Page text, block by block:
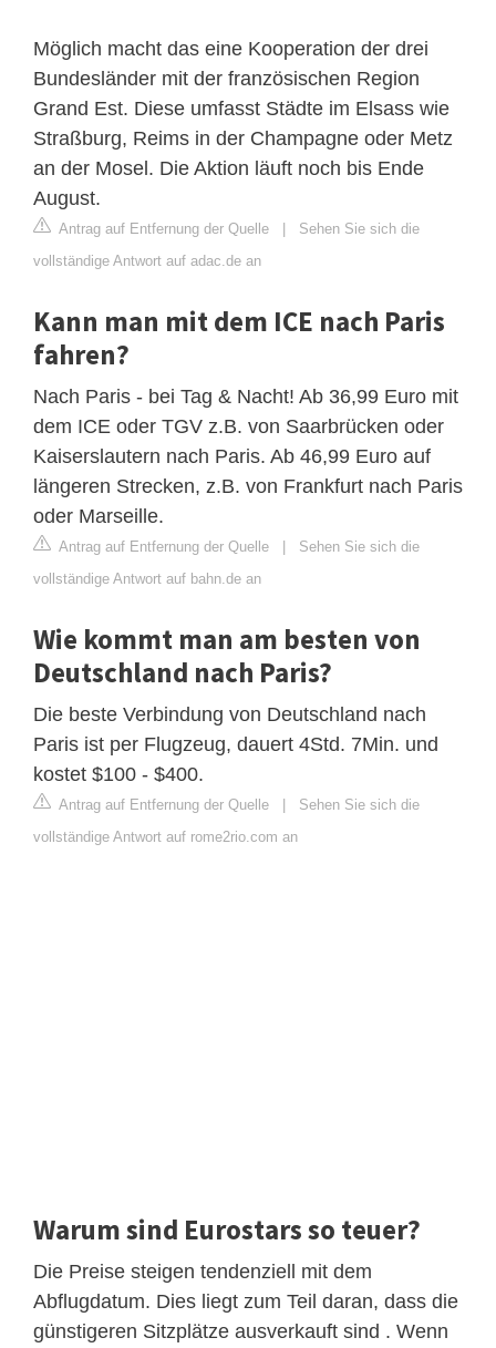
Möglich macht das eine Kooperation der drei
Bundesländer mit der französischen Region
Grand Est. Diese umfasst Städte im Elsass wie
Straßburg, Reims in der Champagne oder Metz
an der Mosel. Die Aktion läuft noch bis Ende
August.
Antrag auf Entfernung der Quelle | Sehen Sie sich die
vollständige Antwort auf adac.de an
Kann man mit dem ICE nach Paris
fahren?
Nach Paris - bei Tag & Nacht! Ab 36,99 Euro mit
dem ICE oder TGV z.B. von Saarbrücken oder
Kaiserslautern nach Paris. Ab 46,99 Euro auf
längeren Strecken, z.B. von Frankfurt nach Paris
oder Marseille.
Antrag auf Entfernung der Quelle | Sehen Sie sich die
vollständige Antwort auf bahn.de an
Wie kommt man am besten von
Deutschland nach Paris?
Die beste Verbindung von Deutschland nach
Paris ist per Flugzeug, dauert 4Std. 7Min. und
kostet $100 - $400.
Antrag auf Entfernung der Quelle | Sehen Sie sich die
vollständige Antwort auf rome2rio.com an
Warum sind Eurostars so teuer?
Die Preise steigen tendenziell mit dem
Abflugdatum. Dies liegt zum Teil daran, dass die
günstigeren Sitzplätze ausverkauft sind . Wenn